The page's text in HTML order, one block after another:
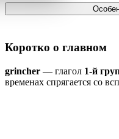
Коротко о главном
grincher — глагол 1-й
временах спрягается со